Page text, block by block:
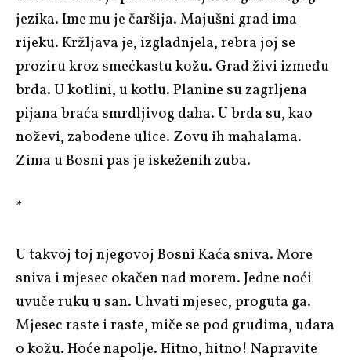
jezika. Ime mu je čaršija. Majušni grad ima
rijeku. Kržljava je, izgladnjela, rebra joj se
proziru kroz smećkastu kožu. Grad živi između
brda. U kotlini, u kotlu. Planine su zagrljena
pijana braća smrdljivog daha. U brda su, kao
noževi, zabodene ulice. Zovu ih mahalama.
Zima u Bosni pas je iskeženih zuba.
*
U takvoj toj njegovoj Bosni Kaća sniva. More
sniva i mjesec okačen nad morem. Jedne noći
uvuče ruku u san. Uhvati mjesec, proguta ga.
Mjesec raste i raste, miče se pod grudima, udara
o kožu. Hoće napolje. Hitno, hitno! Napravite